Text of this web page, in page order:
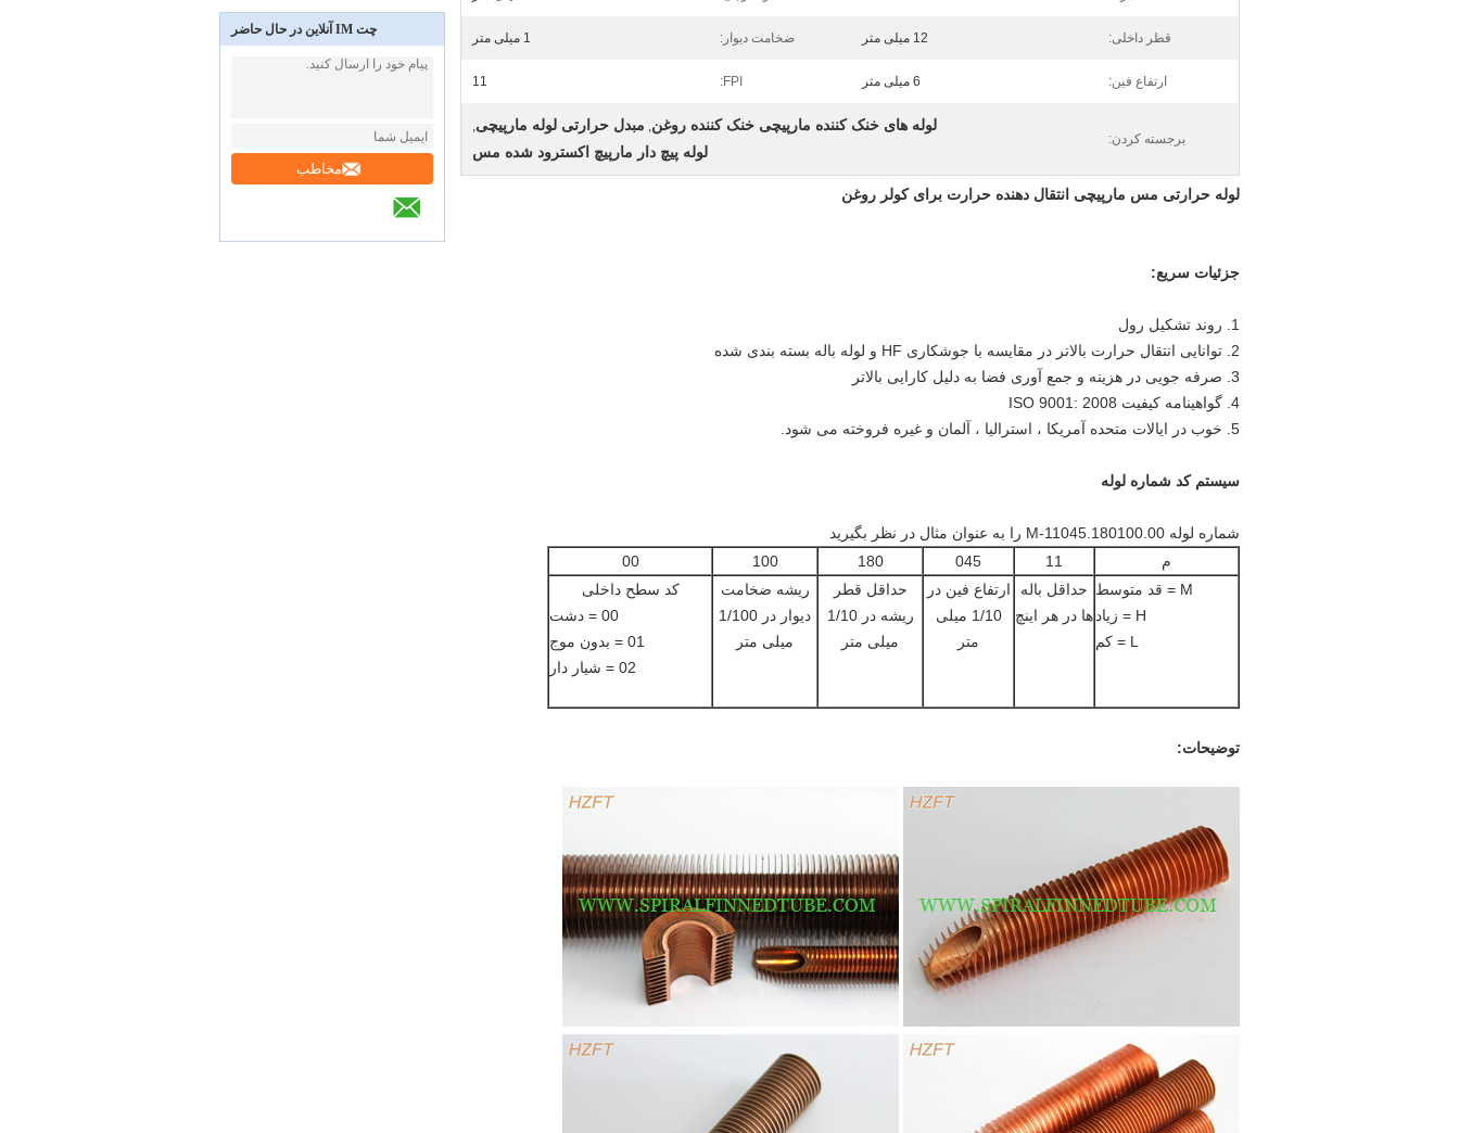
چت IM آنلاین در حال حاضر
مخاطب
قطر داخلی: 12 میلی متر ضخامت دیوار: 1 میلی متر
ارتفاع فین: 6 میلی متر FPI:
11
برجسته کردن:
لوله های خنک کننده مارپیچی خنک کننده روغن, مبدل حرارتی لوله مارپیچی,
لوله پیچ دار مارپیچ اکسترود شده مس
لوله حرارتی مس مارپیچی انتقال دهنده حرارت برای کولر روغن
جزئیات سریع:
1. روند تشکیل رول
2. توانایی انتقال حرارت بالاتر در مقایسه با جوشکاری HF و لوله باله بسته بندی شده
3. صرفه جویی در هزینه و جمع آوری فضا به دلیل کارایی بالاتر
4. گواهینامه کیفیت ISO 9001: 2008
5. خوب در ایالات متحده آمریکا ، استرالیا ، آلمان و غیره فروخته می شود.
سیستم کد شماره لوله
شماره لوله M-11045.180100.00 را به عنوان مثال در نظر بگیرید
م
11
045
180
100
00
M = قد متوسط
H = زیاد
L = کم
حداقل باله
ها در هر اینچ
ارتفاع فین در
1/10 میلی
متر
حداقل قطر
ریشه در 1/10
میلی متر
ریشه ضخامت
دیوار در 1/100
میلی متر
کد سطح داخلی
00 = دشت
01 = بدون موج
02 = شیار دار
توضیحات: